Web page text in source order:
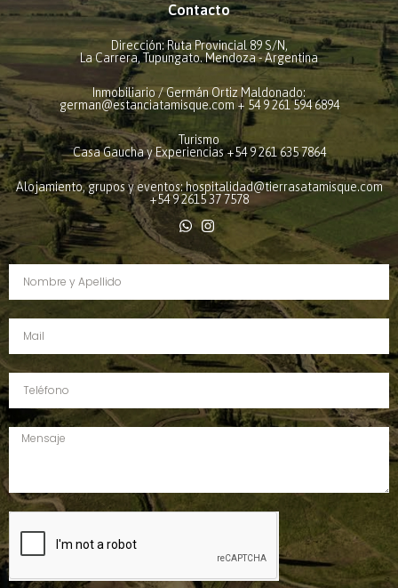
Contacto
Dirección: Ruta Provincial 89 S/N,
La Carrera, Tupungato. Mendoza - Argentina
Inmobiliario / Germán Ortiz Maldonado:
german@estanciatamisque.com + 54 9 261 594 6894
Turismo
Casa Gaucha y Experiencias +54 9 261 635 7864
Alojamiento, grupos y eventos: hospitalidad@tierrasatamisque.com
+54 9 2615 37 7578